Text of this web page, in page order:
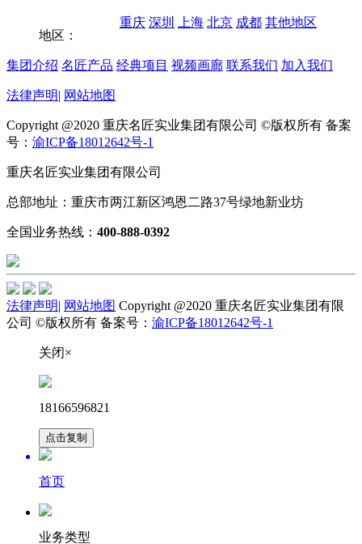
地区：
重庆 深圳 上海 北京 成都 其他地区
集团介绍 名匠产品 经典项目 视频画廊 联系我们 加入我们
法律声明| 网站地图
Copyright @2020 重庆名匠实业集团有限公司 ©版权所有 备案
号： 渝ICP备18012642号-1
重庆名匠实业集团有限公司
总部地址：重庆市两江新区鸿恩二路37号绿地新业坊
全国业务热线： 400-888-0392
法律声明| 网站地图 Copyright @2020 重庆名匠实业集团有限
公司 ©版权所有 备案号： 渝ICP备18012642号-1
关闭×
18166596821
点击复制
首页
业务类型